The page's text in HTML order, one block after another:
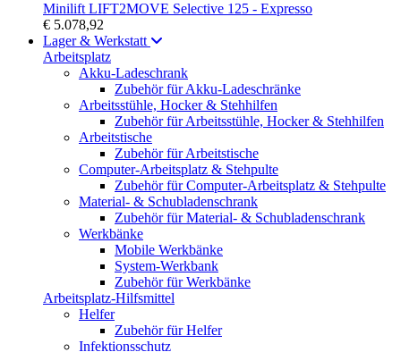
Minilift LIFT2MOVE Selective 125 - Expresso
€ 5.078,92
Lager & Werkstatt
Arbeitsplatz
Akku-Ladeschrank
Zubehör für Akku-Ladeschränke
Arbeitsstühle, Hocker & Stehhilfen
Zubehör für Arbeitsstühle, Hocker & Stehhilfen
Arbeitstische
Zubehör für Arbeitstische
Computer-Arbeitsplatz & Stehpulte
Zubehör für Computer-Arbeitsplatz & Stehpulte
Material- & Schubladenschrank
Zubehör für Material- & Schubladenschrank
Werkbänke
Mobile Werkbänke
System-Werkbank
Zubehör für Werkbänke
Arbeitsplatz-Hilfsmittel
Helfer
Zubehör für Helfer
Infektionsschutz